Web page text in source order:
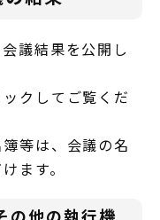
議結果を公開し
クしてご覧くだ
等は、会議の名
ます。